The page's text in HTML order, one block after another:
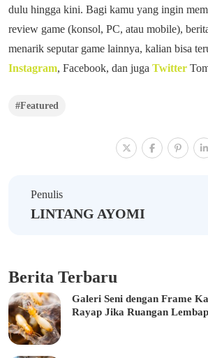
dulu hingga kini. Bagi kamu yang ingin
review game (konsol, PC, atau mobile),
menarik seputar game lainnya, kalian bisa
Instagram, Facebook, dan juga Twitter
#Featured
Penulis
LINTANG AYOMI
Berita Terbaru
Galeri Seni dengan Frame
Rayap Jika Ruangan Lembap